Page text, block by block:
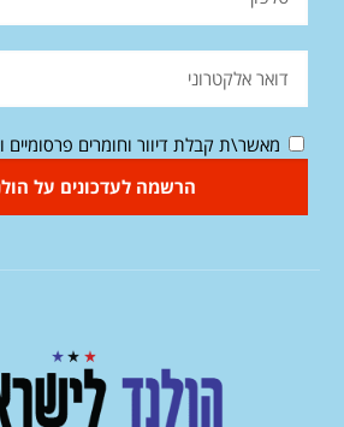
מאשר\ת קבלת דיוור וחומרים פרסומיים
הרשמה לעדכונים על